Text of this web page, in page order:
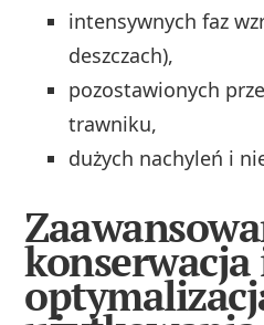
intensywnych faz
deszczach),
pozostawionych
trawniku,
dużych nachyleń i
konserwacja